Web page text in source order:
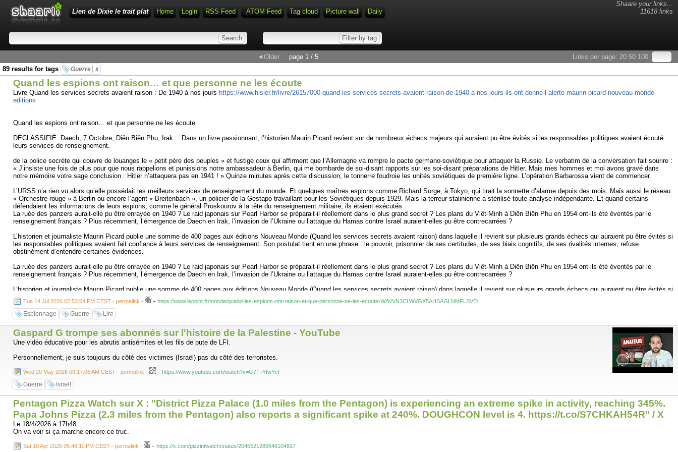
Shaare your links...
11618 links
Lien de Dixie le trait plat Home Login RSS Feed ATOM Feed Tag cloud Picture wall Daily
Links per page: 20 50 100
◄Older
page 1 / 5
89 results for tags
Guerre x
Quand les espions ont raison… et que personne ne les écoute
Livre Quand les services secrets avaient raison : De 1940 à nos jours https://www.hisler.fr/livre/26157000-quand-les-services-secrets-avaient-raison-de-1940-a-nos-jours-ils-ont-donne-l-alerte-maurin-picard-nouveau-monde-
editions
Quand les espions ont raison… et que personne ne les écoute
DÉCLASSIFIÉ. Daech, 7 Octobre, Diên Biên Phu, Irak… Dans un livre passionnant, l’historien Maurin Picard revient sur de nombreux échecs majeurs qui auraient pu être évités si les responsables politiques avaient écouté
leurs services de renseignement.
de la police secrète qui couvre de louanges le « petit père des peuples » et fustige ceux qui affirment que l’Allemagne va rompre le pacte germano-soviétique pour attaquer la Russie. Le verbatim de la conversation fait sourire :
« J’insiste une fois de plus pour que nous rappelions et punissions notre ambassadeur à Berlin, qui me bombarde de soi-disant rapports sur les soi-disant préparations de Hitler. Mais mes hommes et moi avons gravé dans
notre mémoire votre sage conclusion : Hitler n’attaquera pas en 1941 ! » Quinze minutes après cette discussion, le tonnerre foudroie les unités soviétiques de première ligne. L’opération Barbarossa vient de commencer.
L’URSS n’a rien vu alors qu’elle possédait les meilleurs services de renseignement du monde. Et quelques maîtres espions comme Richard Sorge, à Tokyo, qui tirait la sonnette d’alarme depuis des mois. Mais aussi le réseau
« Orchestre rouge » à Berlin ou encore l’agent « Breitenbach », un policier de la Gestapo travaillant pour les Soviétiques depuis 1929. Mais la terreur stalinienne a stérilisé toute analyse indépendante. Et quand certains
défendaient les informations de leurs espions, comme le général Proskourov à la tête du renseignement militaire, ils étaient exécutés.
La ruée des panzers aurait-elle pu être enrayée en 1940 ? Le raid japonais sur Pearl Harbor se préparait-il réellement dans le plus grand secret ? Les plans du Viêt-Minh à Diên Biên Phu en 1954 ont-ils été éventés par le
renseignement français ? Plus récemment, l’émergence de Daech en Irak, l’invasion de l’Ukraine ou l’attaque du Hamas contre Israël auraient-elles pu être contrecarrées ?
L’historien et journaliste Maurin Picard publie une somme de 400 pages aux éditions Nouveau Monde (Quand les services secrets avaient raison) dans laquelle il revient sur plusieurs grands échecs qui auraient pu être évités si
les responsables politiques avaient fait confiance à leurs services de renseignement. Son postulat tient en une phrase : le pouvoir, prisonnier de ses certitudes, de ses biais cognitifs, de ses rivalités internes, refuse
obstinément d’entendre certaines évidences.
La ruée des panzers aurait-elle pu être enrayée en 1940 ? Le raid japonais sur Pearl Harbor se préparait-il réellement dans le plus grand secret ? Les plans du Viêt-Minh à Diên Biên Phu en 1954 ont-ils été éventés par le
renseignement français ? Plus récemment, l’émergence de Daech en Irak, l’invasion de l’Ukraine ou l’attaque du Hamas contre Israël auraient-elles pu être contrecarrées ?
L’historien et journaliste Maurin Picard publie une somme de 400 pages aux éditions Nouveau Monde (Quand les services secrets avaient raison) dans laquelle il revient sur plusieurs grands échecs qui auraient pu être évités si
les responsables politiques avaient fait confiance à leurs services de renseignement. Son postulat tient en une phrase : le pouvoir, prisonnier de ses certitudes, de ses biais cognitifs, de ses rivalités internes, refuse
obstinément d’entendre certaines évidences.
Le « plan jaune » qui pouvait éviter la drôle de guerre
Picard revient notamment sur la rocambolesque affaire du « Plan jaune » qui aurait peut-être pu changer le cours de la « drôle de guerre ». Le 10 janvier 1940, raconte-t-il, deux officiers allemands décollent de Münster à bord
d’un petit Messerschmitt de liaison. Ils ont dans leur cockpit les instructions secrètes de la Luftwaffe pour l’invasion de la Belgique et des Pays-Bas. L’avion s’écrase en Belgique. Les dix feuillets dactylographiés, avec leurs
Mais la France ne veut pas y croire. C’est trop beau, trop gros pour être vrai. Le général Gamelin, commandant suprême français, y voit au contraire la confirmation de ses propres certitudes : les Allemands passeront par la
Belgique, comme en 1914. Et non par les Ardennes, un angle mort mental. Philippe Pétain avait d’ailleurs tranché dès 1934 : « La forêt des Ardennes est impénétrable. Ce secteur n’est donc pas dangereux. »
Malgré d’excellentes sources, l’état-major va s’enfermer dans cette conviction. Et tant pis pour les informations rapportées par Hans-Thilo Schmidt, employé du chiffre au ministère de la Reichswehr qui avait fait le récit d’un
déjeuner entre son frère (général dans l’armée) et Hitler détaillant les plans d’attaque de l’Allemagne sur l’Hexagone. Il ne sera pas écouté. Tout comme les autres sources françaises en Allemagne. Ou même le Vatican qui
prévient Paris de l’imminence de l’attaque allemande.
La morgue de l’état-major
À Diên Biên Phu, le renseignement fonctionne remarquablement. Le 2e Bureau détecte l’arrivée des divisions rappelées par Giap, le chef de l’Armée populaire vietnamienne. Le général Henri Navarre est alors saisi d’un «
horrible doute ». Le 1er janvier 1954, il écrit une note confidentielle : « Il y a deux semaines encore, j’estimais nos chances de succès à 100 %. Mais devant les moyens nouveaux que des renseignements très sérieux nous
annoncent, je ne puis plus garantir avec certitude le succès. »
Tue 14 Jul 2026 02:53:54 PM CEST - permalink - - https://www.lepoint.fr/monde/quand-les-espions-ont-raison-et-que-personne-ne-les-ecoute-WAVVN3CLWVGX5AHSAGLNMFLSVE/
Espionnage Guerre Lire
Gaspard G trompe ses abonnés sur l'histoire de la Palestine - YouTube
Une vidéo éducative pour les abrutis antisémites et les fils de pute de LFI.
Personnellement, je suis toujours du côté des victimes (Israël) pas du côté des terroristes.
Wed 20 May 2026 09:17:06 AM CEST - permalink - - https://www.youtube.com/watch?v=G7T-iYfwYcI
Guerre Israël
Pentagon Pizza Watch sur X : "District Pizza Palace (1.0 miles from the Pentagon) is experiencing an extreme spike in activity, reaching 345%.
Papa Johns Pizza (2.3 miles from the Pentagon) also reports a significant spike at 240%. DOUGHCON level is 4. https://t.co/S7CHKAH54R" / X
Le 18/4/2026 à 17h48.
On va voir si ça marche encore ce truc.
Sat 18 Apr 2026 05:48:11 PM CEST - permalink - - https://x.com/pizzintwatch/status/2045521289646104817